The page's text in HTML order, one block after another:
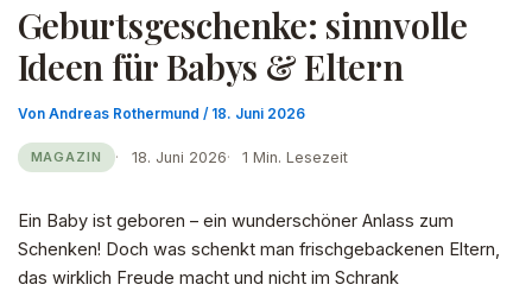
Geburtsgeschenke: sinnvolle
Ideen für Babys & Eltern
Von Andreas Rothermund / 18. Juni 2026
MAGAZIN 18. Juni 2026 1 Min. Lesezeit
Ein Baby ist geboren – ein wunderschöner Anlass zum
Schenken! Doch was schenkt man frischgebackenen Eltern,
das wirklich Freude macht und nicht im Schrank